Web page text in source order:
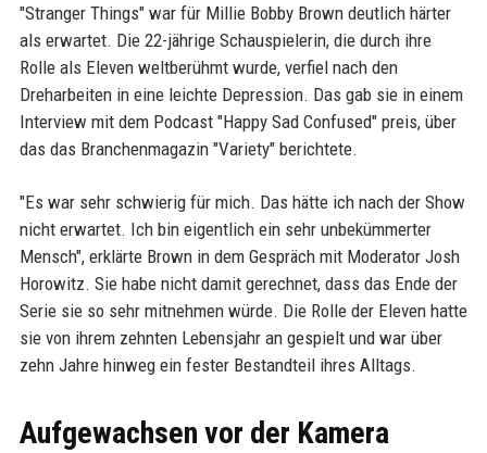
"Stranger Things" war für Millie Bobby Brown deutlich härter
als erwartet. Die 22-jährige Schauspielerin, die durch ihre
Rolle als Eleven weltberühmt wurde, verfiel nach den
Dreharbeiten in eine leichte Depression. Das gab sie in einem
Interview mit dem Podcast "Happy Sad Confused" preis, über
das das Branchenmagazin "Variety" berichtete.
"Es war sehr schwierig für mich. Das hätte ich nach der Show
nicht erwartet. Ich bin eigentlich ein sehr unbekümmerter
Mensch", erklärte Brown in dem Gespräch mit Moderator Josh
Horowitz. Sie habe nicht damit gerechnet, dass das Ende der
Serie sie so sehr mitnehmen würde. Die Rolle der Eleven hatte
sie von ihrem zehnten Lebensjahr an gespielt und war über
zehn Jahre hinweg ein fester Bestandteil ihres Alltags.
Aufgewachsen vor der Kamera